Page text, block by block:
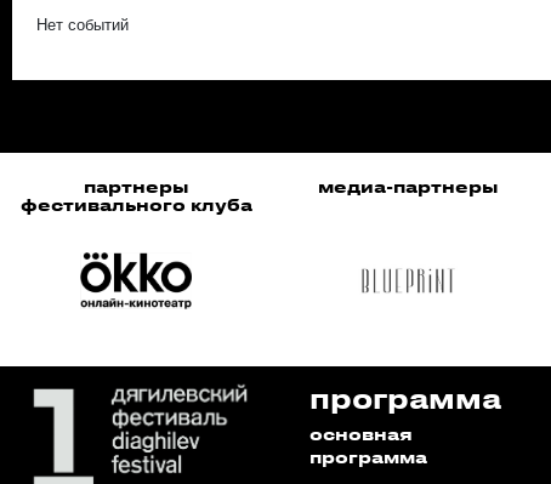
Нет событий
партнеры
фестивального клуба
медиа-партнеры
программа
основная
программа